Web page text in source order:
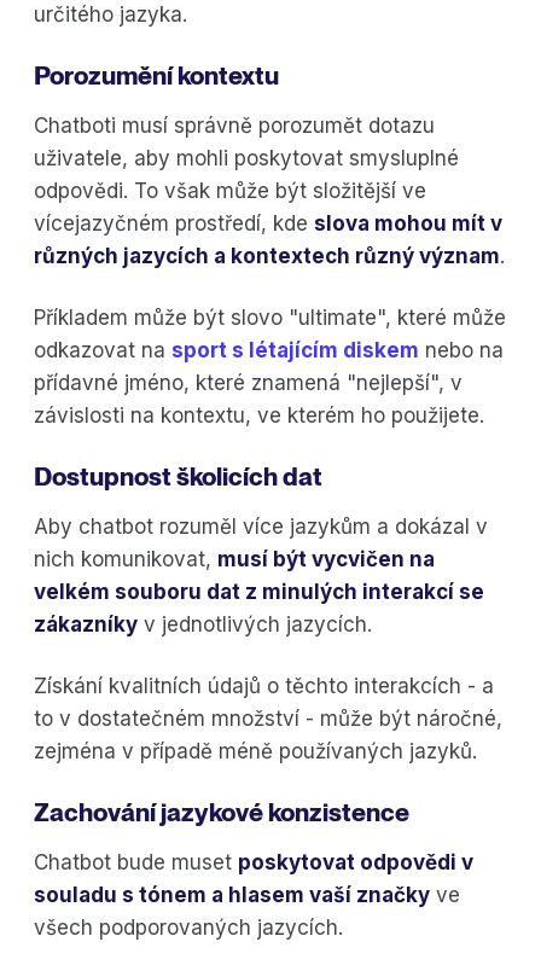
určitého jazyka.
Porozumění kontextu
Chatboti musí správně porozumět dotazu
uživatele, aby mohli poskytovat smysluplné
odpovědi. To však může být složitější ve
vícejazyčném prostředí, kde slova mohou mít v
různých jazycích a kontextech různý význam.
Příkladem může být slovo "ultimate", které může
odkazovat na sport s létajícím diskem nebo na
přídavné jméno, které znamená "nejlepší", v
závislosti na kontextu, ve kterém ho použijete.
Dostupnost školicích dat
Aby chatbot rozuměl více jazykům a dokázal v
nich komunikovat, musí být vycvičen na
velkém souboru dat z minulých interakcí se
zákazníky v jednotlivých jazycích.
Získání kvalitních údajů o těchto interakcích - a
to v dostatečném množství - může být náročné,
zejména v případě méně používaných jazyků.
Zachování jazykové konzistence
Chatbot bude muset poskytovat odpovědi v
souladu s tónem a hlasem vaší značky ve
všech podporovaných jazycích.